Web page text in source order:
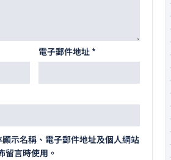
電子郵件地址 *
顯示名稱、電子郵件地址及個人網站
留言時使用。